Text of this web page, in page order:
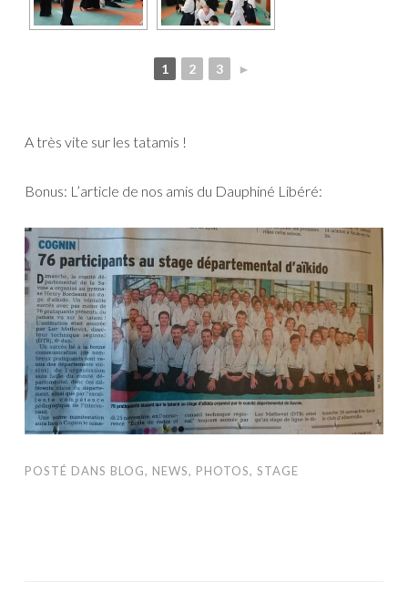
1 2 3 ►
A très vite sur les tatamis !
Bonus: L’article de nos amis du Dauphiné Libéré:
POSTÉ DANS BLOG, NEWS, PHOTOS, STAGE